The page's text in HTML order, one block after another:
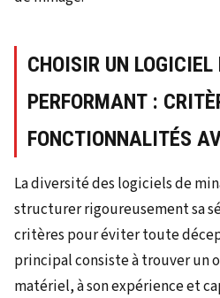
CHOISIR UN
PERFORMANT :
FONCTIONNALITÉS
La diversité des logiciels de
structurer rigoureusement sa
critères pour éviter toute
principal consiste à trouver un
matériel, à son expérience et